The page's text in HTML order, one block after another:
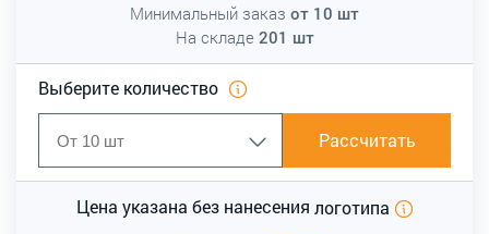
Минимальный заказ от 10 шт
На складе 201 шт
Выберите количество
Рассчитать
Цена указана без нанесения логотипа